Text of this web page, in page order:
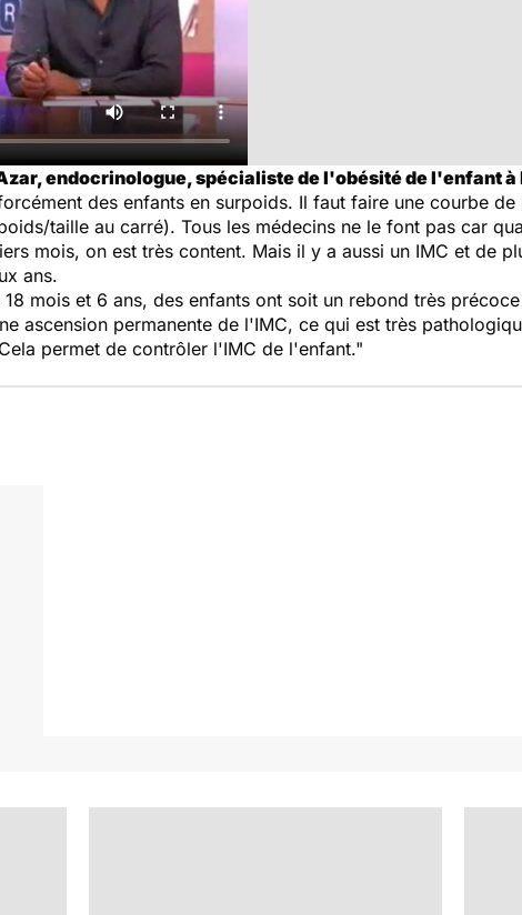
endocrinologue, spécialiste de l'obésité de l'enfant
des enfants en surpoids. Il faut faire une courbe
taille au carré). Tous les médecins ne le font pas car
mois, on est très content. Mais il y a aussi un IMC et de
ans.
mois et 6 ans, des enfants ont soit un rebond très
ascension permanente de l'IMC, ce qui est très
permet de contrôler l'IMC de l'enfant."